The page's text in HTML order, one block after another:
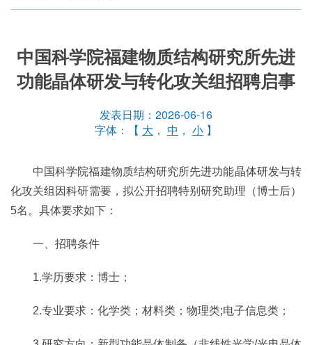
中国科学院福建物质结构研究所先进
功能晶体研发与转化攻关组招聘启事
发表日期：2026-06-16
字体：【 大 ， 中 ， 小 】
中国科学院福建物质结构研究所先进功能晶体研发与转
化攻关组因科研需要，拟公开招聘特别研究助理（博士后）
5名。具体要求如下：
一、招聘条件
1.学历要求：博士；
2.专业要求：化学类；材料类；物理类;电子信息类；